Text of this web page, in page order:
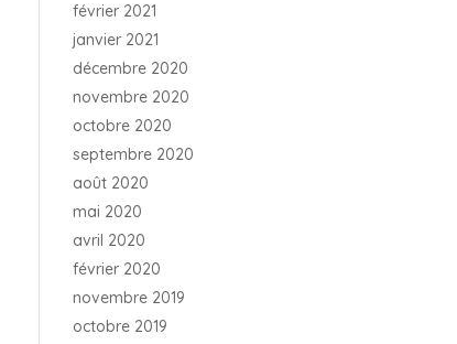
février 2021
janvier 2021
décembre 2020
novembre 2020
octobre 2020
septembre 2020
août 2020
mai 2020
avril 2020
février 2020
novembre 2019
octobre 2019